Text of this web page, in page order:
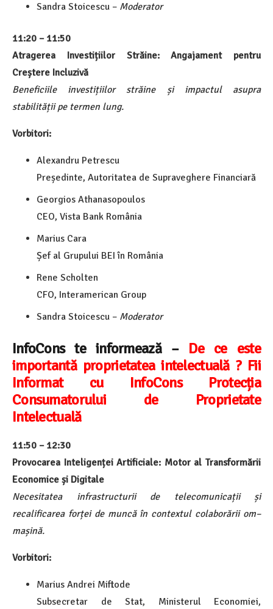
Sandra Stoicescu – Moderator
11:20 – 11:50
Atragerea Investițiilor Străine: Angajament pentru
Creștere Incluzivă
Beneficiile investițiilor străine și impactul asupra
stabilității pe termen lung.
Vorbitori:
Alexandru Petrescu
Președinte, Autoritatea de Supraveghere Financiară
Georgios Athanasopoulos
CEO, Vista Bank România
Marius Cara
Șef al Grupului BEI în România
Rene Scholten
CFO, Interamerican Group
Sandra Stoicescu – Moderator
InfoCons te informează – De ce este
importantă proprietatea intelectuală ? Fii
Informat cu InfoCons Protecția
Consumatorului de Proprietate
Intelectuală
11:50 – 12:30
Provocarea Inteligenței Artificiale: Motor al Transformării
Economice și Digitale
Necesitatea infrastructurii de telecomunicații și
recalificarea forței de muncă în contextul colaborării om–
mașină.
Vorbitori:
Marius Andrei Miftode
Subsecretar de Stat, Ministerul Economiei,